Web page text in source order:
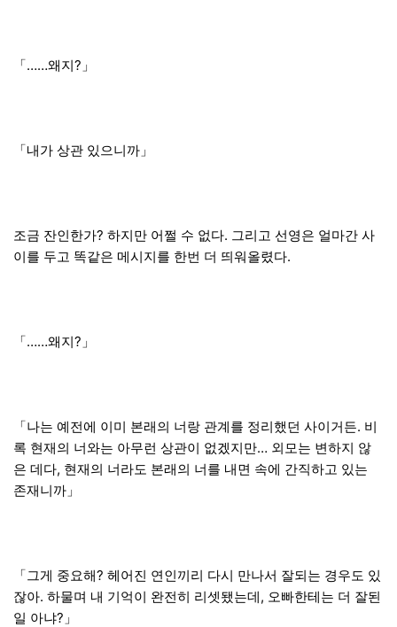
「……왜지?」
「내가 상관 있으니까」
조금 잔인한가? 하지만 어쩔 수 없다. 그리고 선영은 얼마간 사
이를 두고 똑같은 메시지를 한번 더 띄워올렸다.
「……왜지?」
「나는 예전에 이미 본래의 너랑 관계를 정리했던 사이거든. 비
록 현재의 너와는 아무런 상관이 없겠지만… 외모는 변하지 않
은 데다, 현재의 너라도 본래의 너를 내면 속에 간직하고 있는
존재니까」
「그게 중요해? 헤어진 연인끼리 다시 만나서 잘되는 경우도 있
잖아. 하물며 내 기억이 완전히 리셋됐는데, 오빠한테는 더 잘된
일 아냐?」